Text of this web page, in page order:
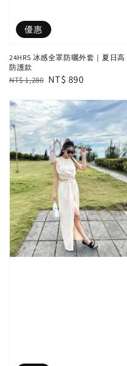
優惠
24HRS 冰感全罩防曬外套｜夏日高
防護款
Regular
NT$ 1,280 Sale
NT$ 890